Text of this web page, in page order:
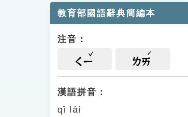
教育部國語辭典簡編本
注音：
ㄑㄧ ㄌㄞ
漢語拼音：
qǐ lái